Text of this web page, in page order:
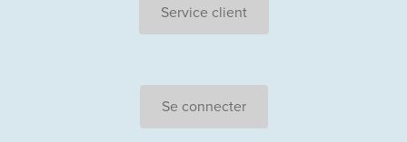
Service client
Se connecter